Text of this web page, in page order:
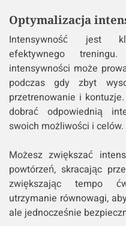
Optymalizacja
Intensywność jest
efektywnego
intensywności może
podczas gdy zbyt
przetrenowanie i
dobrać odpowiednią
swoich możliwości i celów.
Możesz zwiększać
powtórzeń, skracając
zwiększając tempo
utrzymanie równowagi,
ale jednocześnie